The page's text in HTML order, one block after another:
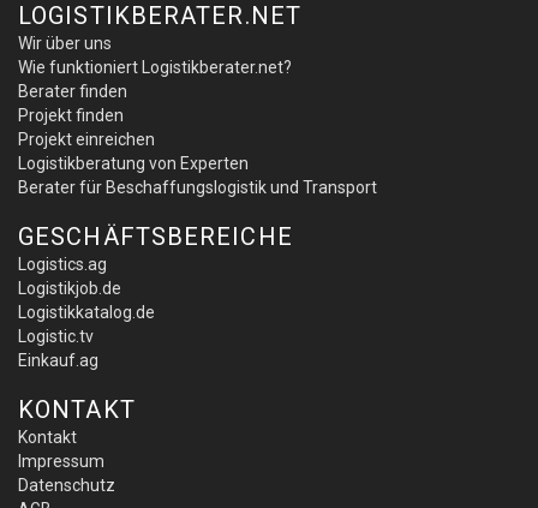
LOGISTIKBERATER.NET
Wir über uns
Wie funktioniert Logistikberater.net?
Berater finden
Projekt finden
Projekt einreichen
Logistikberatung von Experten
Berater für Beschaffungslogistik und Transport
GESCHÄFTSBEREICHE
Logistics.ag
Logistikjob.de
Logistikkatalog.de
Logistic.tv
Einkauf.ag
KONTAKT
Kontakt
Impressum
Datenschutz